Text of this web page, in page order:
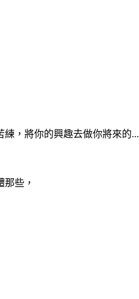
，將你的興趣去做你將來的...
些，